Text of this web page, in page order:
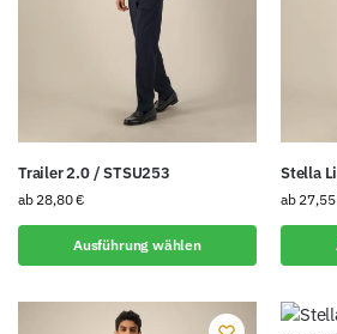
Trailer 2.0 / STSU253
ab 28,80€
Ausführung wählen
Stella
ab